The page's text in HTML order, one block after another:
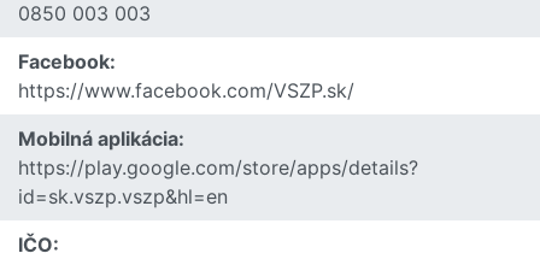
0850 003 003
Facebook:
https://www.facebook.com/VSZP.sk/
Mobilná aplikácia:
https://play.google.com/store/apps/details?
id=sk.vszp.vszp&hl=en
IČO: